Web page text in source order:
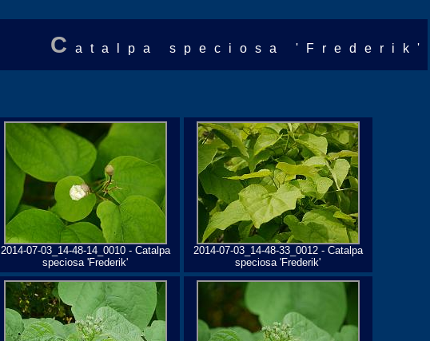
C atalpa speciosa 'Frederik'
2014-07-03_14-48-14_0010 - Catalpa
speciosa 'Frederik'
2014-07-03_14-48-33_0012 - Catalpa
speciosa 'Frederik'